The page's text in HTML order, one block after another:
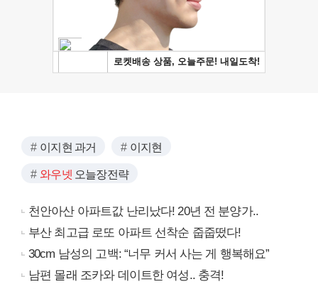
이지현 과거 이지현
와우넷 오늘장전략
천안아산 아파트값 난리났다! 20년 전 분양가..
부산 최고급 로또 아파트 선착순 줍줍떴다!
30cm 남성의 고백: “너무 커서 사는 게 행복해요”
남편 몰래 조카와 데이트한 여성.. 충격!